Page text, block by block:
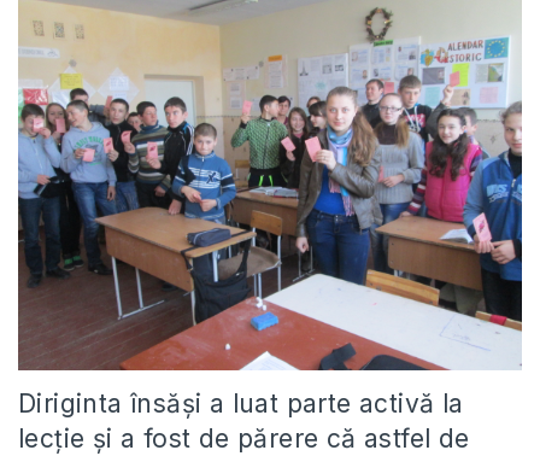
Diriginta însăși a luat parte activă la
lecție și a fost de părere că astfel de